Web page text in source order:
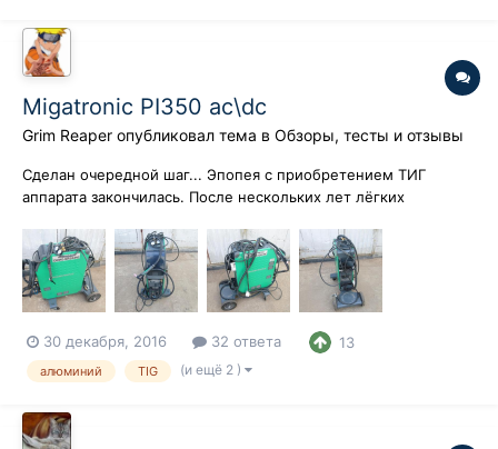
Migatronic PI350 ac\dc
Grim Reaper опубликовал тема в Обзоры, тесты и отзывы
Сделан очередной шаг... Эпопея с приобретением ТИГ
аппарата закончилась. После нескольких лет лёгких
пошли месяцы раздумий тяжёлых: что, почём и где?
Изначально хотелось хороший 3-х фазный аппарат минимум
на 300А ас\дс с мощным функционалом,...
30 декабря, 2016 32 ответа 13
алюминий TIG (и ещё 2 )